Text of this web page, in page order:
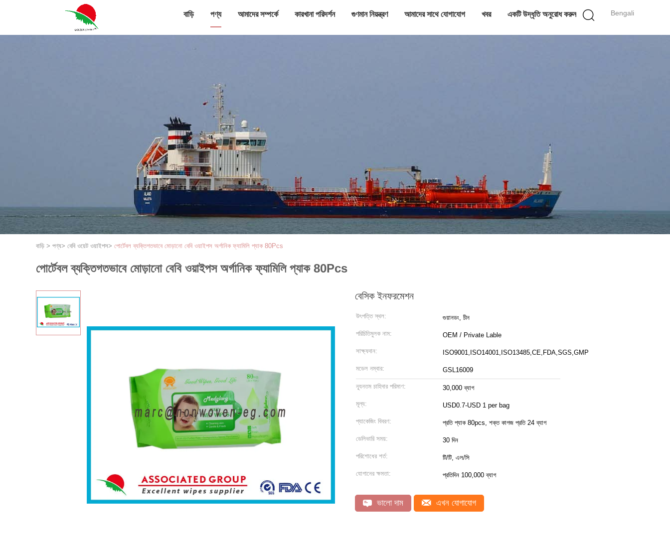
Bengali
বাড়ি পণ্য আমাদের সম্পর্কে কারখানা পরিদর্শন গুণমান নিয়ন্ত্রণ আমাদের সাথে যোগাযোগ খবর একটি উদ্ধৃতি অনুরোধ করুন
বাড়ি > পণ্য> বেবি ওয়েট ওয়াইপস> পোর্টেবল ব্যক্তিগতভাবে মোড়ানো বেবি ওয়াইপস অর্গানিক ফ্যামিলি প্যাক 80Pcs
পোর্টেবল ব্যক্তিগতভাবে মোড়ানো বেবি ওয়াইপস অর্গানিক ফ্যামিলি প্যাক 80Pcs
বেসিক ইনফরমেশন
উৎপত্তি স্থল: গুয়ানডং, চীন
পরিচিতিমুলক নাম: OEM / Private Lable
সাক্ষ্যদান: ISO9001,ISO14001,ISO13485,CE,FDA,SGS,GMP
মডেল নম্বার: GSL16009
ন্যূনতম চাহিদার পরিমাণ: 30,000 ব্যাগ
মূল্য: USD0.7-USD 1 per bag
প্যাকেজিং বিবরণ: প্রতি প্যাক 80pcs, শক্ত কাগজ প্রতি 24 ব্যাগ
ডেলিভারি সময়: 30 দিন
পরিশোধের শর্ত: টি/টি, এল/সি
যোগানের ক্ষমতা: প্রতিদিন 100,000 ব্যাগ
ভালো দাম এখন যোগাযোগ